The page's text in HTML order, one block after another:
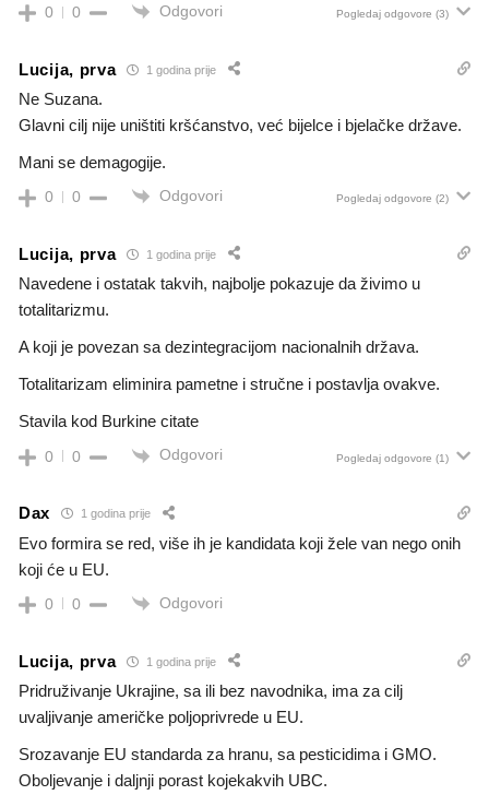
0 0 Odgovori Pogledaj odgovore (3)
Lucija, prva 1 godina prije
Ne Suzana.
Glavni cilj nije uništiti kršćanstvo, već bijelce i bjelačke države.
Mani se demagogije.
0 0 Odgovori Pogledaj odgovore (2)
Lucija, prva 1 godina prije
Navedene i ostatak takvih, najbolje pokazuje da živimo u
totalitarizmu.
A koji je povezan sa dezintegracijom nacionalnih država.
Totalitarizam eliminira pametne i stručne i postavlja ovakve.
Stavila kod Burkine citate
0 0 Odgovori Pogledaj odgovore (1)
Dax 1 godina prije
Evo formira se red, više ih je kandidata koji žele van nego onih
koji će u EU.
0 0 Odgovori
Lucija, prva 1 godina prije
Pridruživanje Ukrajine, sa ili bez navodnika, ima za cilj
uvaljivanje američke poljoprivrede u EU.
Srozavanje EU standarda za hranu, sa pesticidima i GMO.
Oboljevanje i daljnji porast kojekakvih UBC.